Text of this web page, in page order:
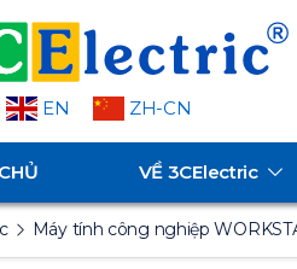
EN ZH-CN
VỀ 3CElectric
Máy tính công nghiệp